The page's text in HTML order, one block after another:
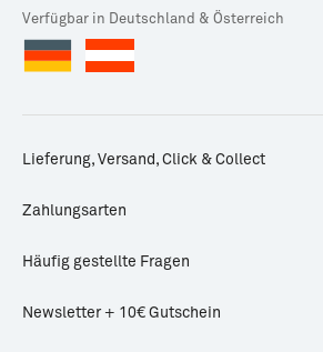
Verfügbar in Deutschland & Österreich
Lieferung, Versand, Click & Collect
Zahlungsarten
Häufig gestellte Fragen
Newsletter + 10€ Gutschein